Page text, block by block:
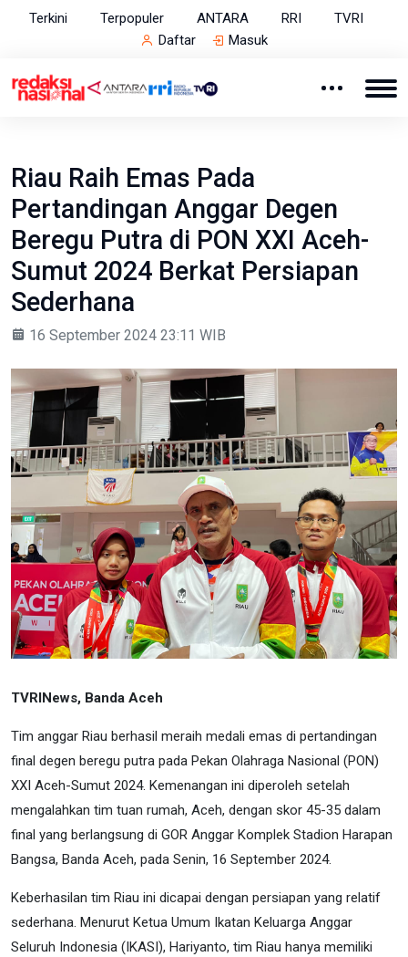
Terkini Terpopuler ANTARA RRI
TVRI
Daftar
Masuk
Riau Raih Emas Pada
Pertandingan Anggar Degen
Beregu Putra di PON XXI Aceh-
Sumut 2024 Berkat Persiapan
Sederhana
16 September 2024 23:11 WIB
TVRINews, Banda Aceh
Tim anggar Riau berhasil meraih medali emas di pertandingan
final degen beregu putra pada Pekan Olahraga Nasional (PON)
XXI Aceh-Sumut 2024. Kemenangan ini diperoleh setelah
mengalahkan tim tuan rumah, Aceh, dengan skor 45-35 dalam
final yang berlangsung di GOR Anggar Komplek Stadion Harapan
Bangsa, Banda Aceh, pada Senin, 16 September 2024.
Keberhasilan tim Riau ini dicapai dengan persiapan yang relatif
sederhana. Menurut Ketua Umum Ikatan Keluarga Anggar
Seluruh Indonesia (IKASI), Hariyanto, tim Riau hanya memiliki